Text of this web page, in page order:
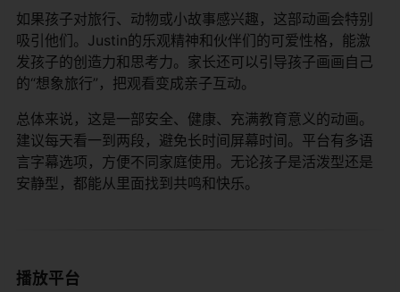
如果孩子对旅行、动物或小故事感兴趣，这部动画会特别
吸引他们。Justin的乐观精神和伙伴们的可爱性格，能激
发孩子的创造力和思考力。家长还可以引导孩子画画自己
的“想象旅行”，把观看变成亲子互动。
总体来说，这是一部安全、健康、充满教育意义的动画。
建议每天看一到两段，避免长时间屏幕时间。平台有多语
言字幕选项，方便不同家庭使用。无论孩子是活泼型还是
安静型，都能从里面找到共鸣和快乐。
播放平台